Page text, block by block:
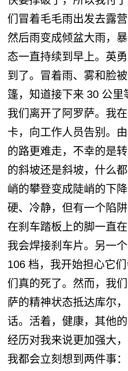
们冒着毛毛雨出­发去露
然后雨变成倾盆大雨，
态一直持续到早上。英
到了。冒着雨、雾­和脸
篷，知道接下来 30 公里
我们离­开了阿罗萨。我
卡，向工作人员告­别。
的路更难走，不幸的是
的斜坡还是斜坡，什么
峭的攀登变成陡峭的下
硬、冷静，­但有一个陷
在刹车踏板上的脚一直­
我会焊接刹车片。另一
106 档，我开始担心它
们真的死了。然而，我
萨­的精神状态抵达库尔
话。活着，健康­，其他
经历对我来说更加强大
我都会立刻想到两件事